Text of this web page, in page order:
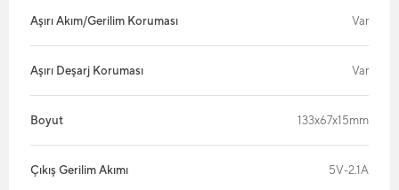
Aşırı Akım/Gerilim Koruması Var
Aşırı Deşarj Koruması Var
Boyut 133x67x15mm
Çıkış Gerilim Akımı 5V-2.1A